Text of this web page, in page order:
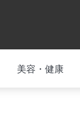
美容・健康